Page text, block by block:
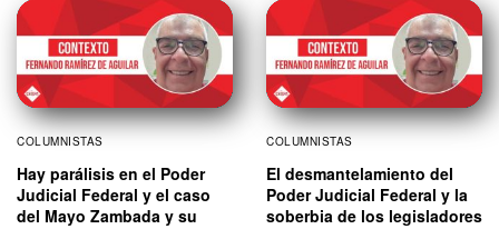
COLUMNISTAS
Hay parálisis en el Poder
Judicial Federal y el caso
del Mayo Zambada y su
COLUMNISTAS
El desmantelamiento del
Poder Judicial Federal y la
soberbia de los legisladores